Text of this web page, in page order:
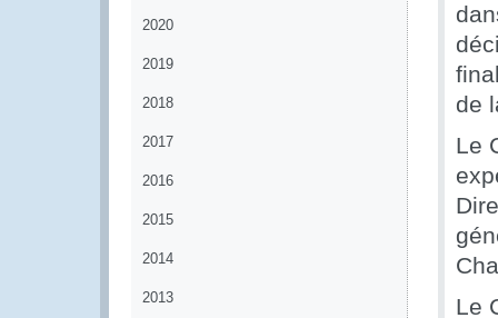
2020
2019
2018
2017
2016
2015
2014
2013
de
Le
Le